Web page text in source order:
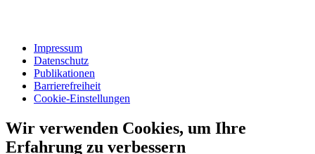
Impressum
Datenschutz
Publikationen
Barrierefreiheit
Cookie-Einstellungen
Wir verwenden Cookies, um Ihre
Erfahrung zu verbessern